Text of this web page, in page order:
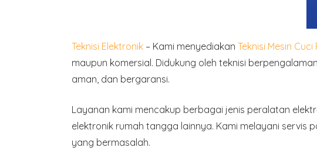
Teknisi Elektronik – Kami menyediakan Teknisi Mesin
maupun komersial. Didukung oleh teknisi
aman, dan bergaransi.
Layanan kami mencakup berbagai jenis peralatan
elektronik rumah tangga lainnya. Kami melayani servis
yang bermasalah.